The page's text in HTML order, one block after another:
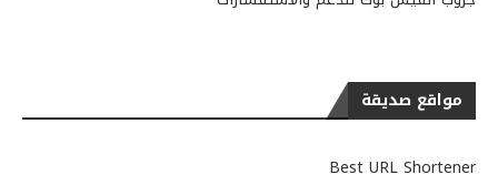
مواقع صديقة
Best URL Shortener